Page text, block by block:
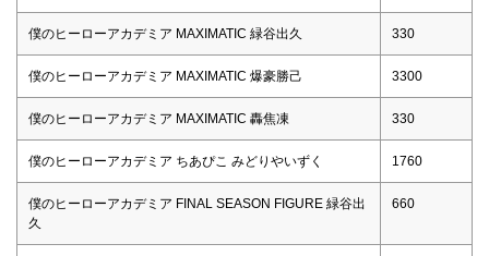
僕のヒーローアカデミア MAXIMATIC 緑谷出久 330
僕のヒーローアカデミア MAXIMATIC 爆豪勝己 3300
僕のヒーローアカデミア MAXIMATIC 轟焦凍 330
僕のヒーローアカデミア ちあぴこ みどりやいずく 1760
僕のヒーローアカデミア FINAL SEASON FIGURE 緑谷出
久
660